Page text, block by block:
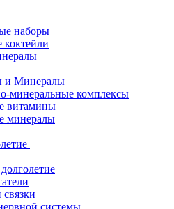
наборы
и Минералы
минеральные комплексы
витамины
минералы
системы